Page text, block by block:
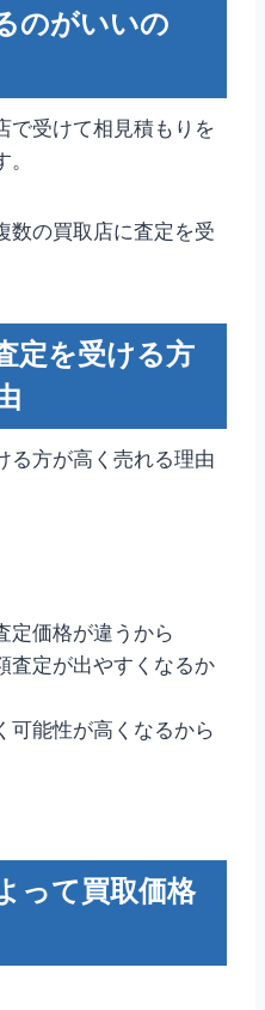
のがいいの
で受けて相見積もりを
数の買取店に査定を受
定を受ける方
る方が高く売れる理由
定価格が違うから
査定が出やすくなるか
可能性が高くなるから
って買取価格